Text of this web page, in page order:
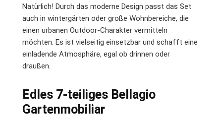
Natürlich! Durch das moderne Design passt das Set
auch in wintergärten oder große Wohnbereiche, die
einen urbanen Outdoor-Charakter vermitteln
möchten. Es ist vielseitig einsetzbar und schafft eine
einladende Atmosphäre, egal ob drinnen oder
draußen.
Edles 7-teiliges Bellagio
Gartenmobiliar